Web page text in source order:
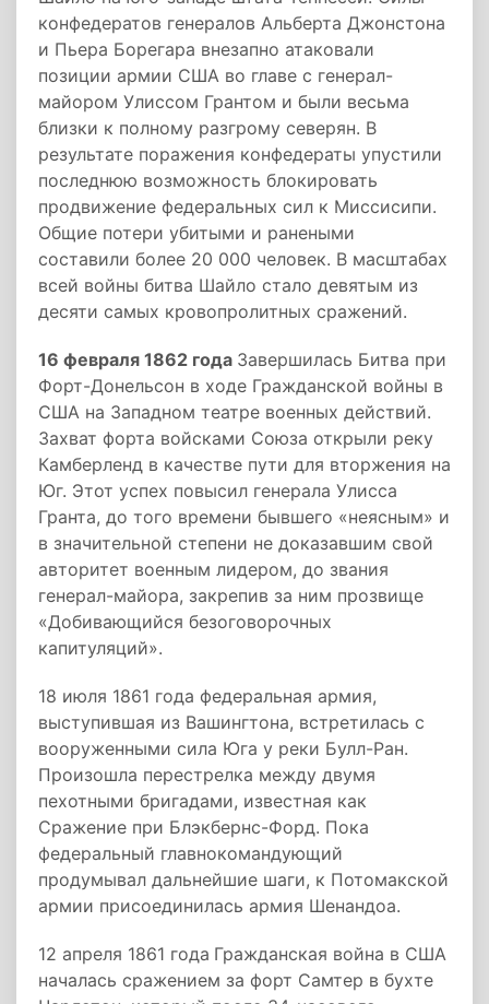
конфедератов генералов Альберта Джонстона
и Пьера Борегара внезапно атаковали
позиции армии США во главе с генерал-
майором Улиссом Грантом и были весьма
близки к полному разгрому северян. В
результате поражения конфедераты упустили
последнюю возможность блокировать
продвижение федеральных сил к Миссисипи.
Общие потери убитыми и ранеными
составили более 20 000 человек. В масштабах
всей войны битва Шайло стало девятым из
десяти самых кровопролитных сражений.
16 февраля 1862 года Завершилась Битва при
Форт-Донельсон в ходе Гражданской войны в
США на Западном театре военных действий.
Захват форта войсками Союза открыли реку
Камберленд в качестве пути для вторжения на
Юг. Этот успех повысил генерала Улисса
Гранта, до того времени бывшего «неясным» и
в значительной степени не доказавшим свой
авторитет военным лидером, до звания
генерал-майора, закрепив за ним прозвище
«Добивающийся безоговорочных
капитуляций».
18 июля 1861 года федеральная армия,
выступившая из Вашингтона, встретилась с
вооруженными сила Юга у реки Булл-Ран.
Произошла перестрелка между двумя
пехотными бригадами, известная как
Сражение при Блэкбернс-Форд. Пока
федеральный главнокомандующий
продумывал дальнейшие шаги, к Потомакской
армии присоединилась армия Шенандоа.
12 апреля 1861 года Гражданская война в США
началась сражением за форт Самтер в бухте